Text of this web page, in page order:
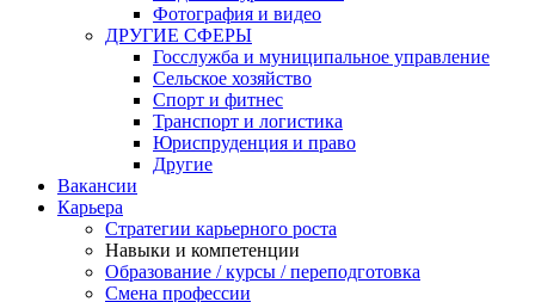
Фотография и видео
ДРУГИЕ СФЕРЫ
Госслужба и муниципальное управление
Сельское хозяйство
Спорт и фитнес
Транспорт и логистика
Юриспруденция и право
Другие
Вакансии
Карьера
Стратегии карьерного роста
Навыки и компетенции
Образование / курсы / переподготовка
Смена профессии